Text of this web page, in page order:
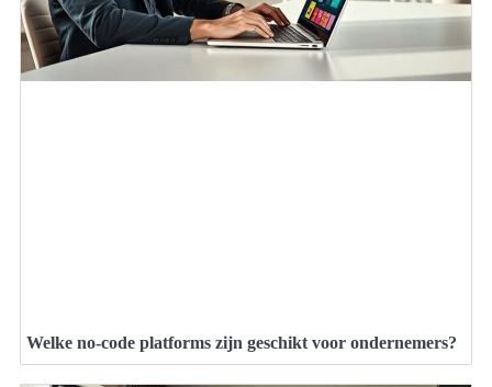
Welke no-code platforms zijn geschikt voor ondernemers?